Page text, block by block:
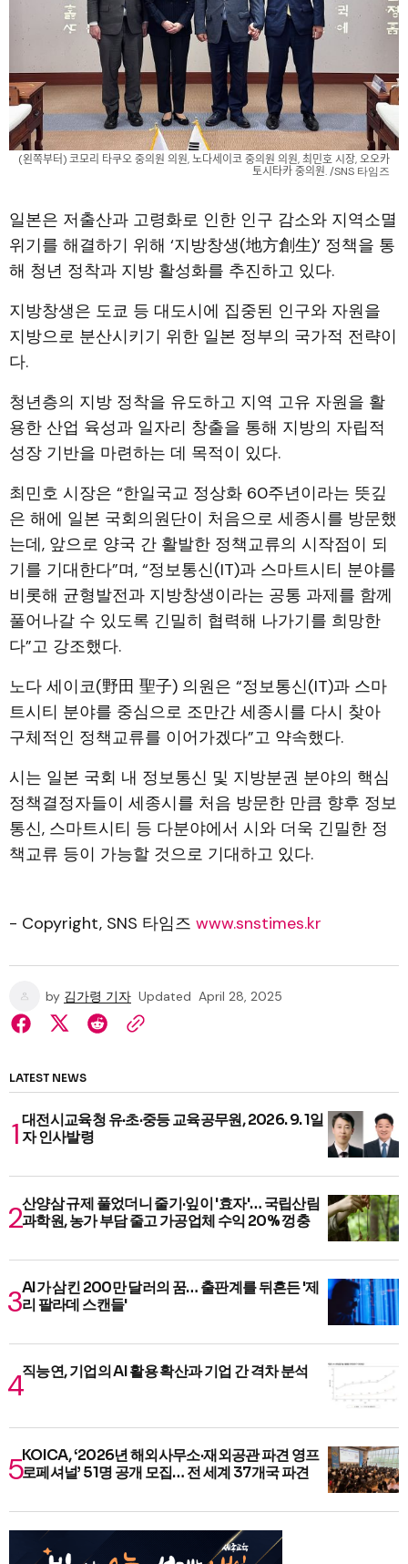
(왼쪽부터) 코모리 타쿠오 중의원 의원, 노다세이코 중의원 의원, 최민호 시장, 오오카
토시타카 중의원. /SNS 타임즈
일본은 저출산과 고령화로 인한 인구 감소와 지역소멸
위기를 해결하기 위해 ‘지방창생(地方創生)’ 정책을 통
해 청년 정착과 지방 활성화를 추진하고 있다.
지방창생은 도쿄 등 대도시에 집중된 인구와 자원을
지방으로 분산시키기 위한 일본 정부의 국가적 전략이
다.
청년층의 지방 정착을 유도하고 지역 고유 자원을 활
용한 산업 육성과 일자리 창출을 통해 지방의 자립적
성장 기반을 마련하는 데 목적이 있다.
최민호 시장은 “한일국교 정상화 60주년이라는 뜻깊
은 해에 일본 국회의원단이 처음으로 세종시를 방문했
는데, 앞으로 양국 간 활발한 정책교류의 시작점이 되
기를 기대한다”며, “정보통신(IT)과 스마트시티 분야를
비롯해 균형발전과 지방창생이라는 공통 과제를 함께
풀어나갈 수 있도록 긴밀히 협력해 나가기를 희망한
다”고 강조했다.
노다 세이코(野田 聖子) 의원은 “정보통신(IT)과 스마
트시티 분야를 중심으로 조만간 세종시를 다시 찾아
구체적인 정책교류를 이어가겠다”고 약속했다.
시는 일본 국회 내 정보통신 및 지방분권 분야의 핵심
정책결정자들이 세종시를 처음 방문한 만큼 향후 정보
통신, 스마트시티 등 다분야에서 시와 더욱 긴밀한 정
책교류 등이 가능할 것으로 기대하고 있다.
- Copyright, SNS 타임즈 www.snstimes.kr
by 김가령 기자 Updated April 28, 2025
LATEST NEWS
대전시교육청 유·초·중등 교육공무원, 2026. 9. 1일
자 인사발령
산양삼 규제 풀었더니 줄기·잎이 '효자'… 국립산림
과학원, 농가 부담 줄고 가공업체 수익 20% 껑충
AI가 삼킨 200만 달러의 꿈… 출판계를 뒤흔든 '제
리 팔라데 스캔들'
직능연, 기업의 AI 활용 확산과 기업 간 격차 분석
KOICA, ‘2026년 해외사무소·재외공관 파견 영프
로페셔널’ 51명 공개 모집… 전 세계 37개국 파견